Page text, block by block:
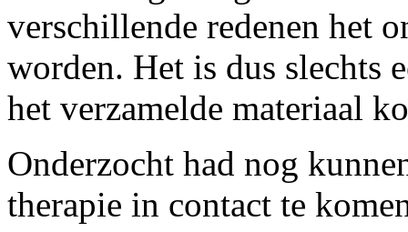
verschillende redenen het
worden. Het is dus slechts
het verzamelde materiaal
Onderzocht had nog
therapie in contact te